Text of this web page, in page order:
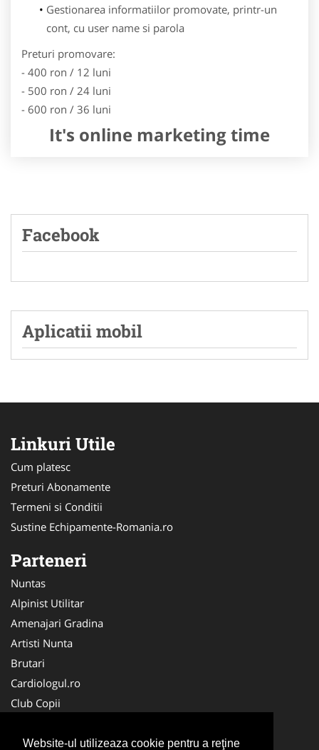
Website-ul utilizeaza cookie pentru a reţine
Gestionarea informatiilor promovate, printr-un
cont, cu user name si parola
Preturi promovare:
- 400 ron / 12 luni
- 500 ron / 24 luni
- 600 ron / 36 luni
It's online marketing time
Facebook
Aplicatii mobil
Linkuri Utile
Cum platesc
Preturi Abonamente
Termeni si Conditii
Sustine Echipamente-Romania.ro
Parteneri
Nuntas
Alpinist Utilitar
Amenajari Gradina
Artisti Nunta
Brutari
Cardiologul.ro
Club Copii
Ambalaje Romania